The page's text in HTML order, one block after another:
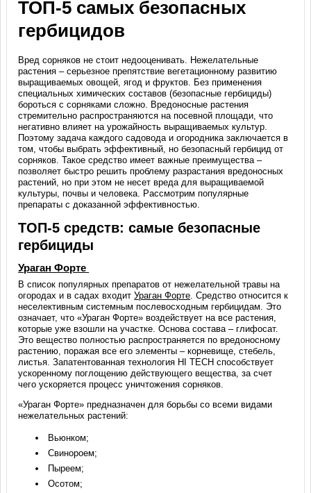
ТОП-5 самых безопасных
гербицидов
Вред сорняков не стоит недооценивать. Нежелательные
растения – серьезное препятствие вегетационному развитию
выращиваемых овощей, ягод и фруктов. Без применения
специальных химических составов (безопасные гербициды)
бороться с сорняками сложно. Вредоносные растения
стремительно распространяются на посевной площади, что
негативно влияет на урожайность выращиваемых культур.
Поэтому задача каждого садовода и огородника заключается в
том, чтобы выбрать эффективный, но безопасный гербицид от
сорняков. Такое средство имеет важные преимущества –
позволяет быстро решить проблему разрастания вредоносных
растений, но при этом не несет вреда для выращиваемой
культуры, почвы и человека. Рассмотрим популярные
препараты с доказанной эффективностью.
ТОП-5 средств: самые безопасные
гербициды
Ураган Форте
В список популярных препаратов от нежелательной травы на
огородах и в садах входитУраган Форте. Средство относится к
неселективным системным послевосходным гербицидам. Это
означает, что «Ураган Форте» воздействует на все растения,
которые уже взошли на участке. Основа состава – глифосат.
Это вещество полностью распространяется по вредоносному
растению, поражая все его элементы – корневище, стебель,
листья. Запатентованная технология HI TECH способствует
ускоренному поглощению действующего вещества, за счет
чего ускоряется процесс уничтожения сорняков.
«Ураган Форте» предназначен для борьбы со всеми видами
нежелательных растений:
Вьюнком;
Свинороем;
Пыреем;
Осотом;